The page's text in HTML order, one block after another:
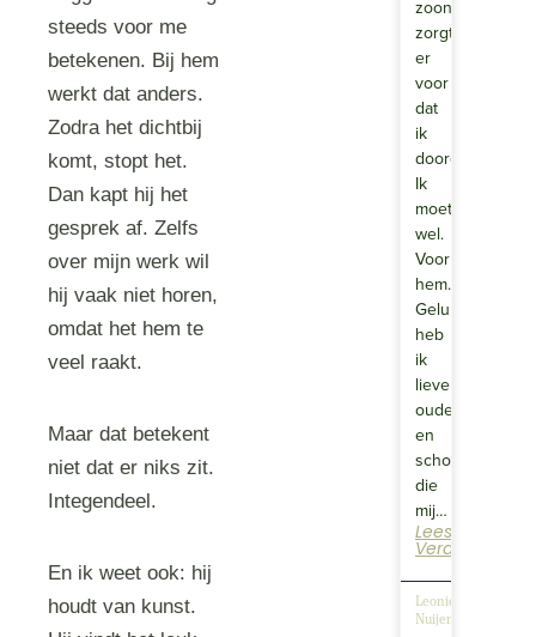
steeds voor me
betekenen. Bij hem
werkt dat anders.
Zodra het dichtbij
komt, stopt het.
Dan kapt hij het
gesprek af. Zelfs
over mijn werk wil
hij vaak niet horen,
omdat het hem te
veel raakt.
Maar dat betekent
niet dat er niks zit.
Integendeel.
En ik weet ook: hij
houdt van kunst.
zoon
zorgt
er
voor
dat
ik
doorga.
Ik
moet
wel.
Voor
hem…
Gelukkig
heb
ik
lieve
ouders
en
schoonouders
die
mij…
Lees
Verder
Leonie
Nuijen